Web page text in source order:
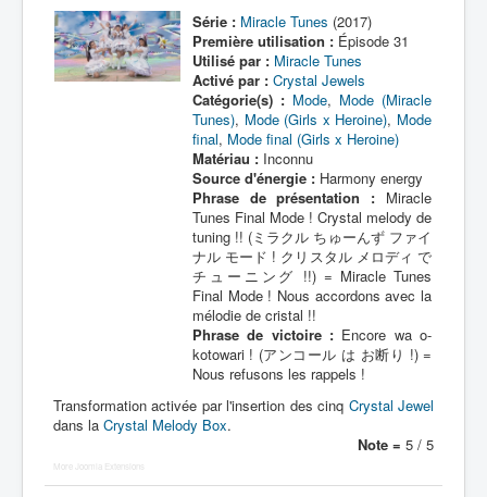
Série : Miracle Tunes (2017)
Première utilisation :Épisode 31
Utilisé par : Miracle Tunes
Activé par : Crystal Jewels
Catégorie(s) : Mode, Mode (Miracle
Tunes), Mode (Girls x Heroine), Mode
final, Mode final (Girls x Heroine)
Matériau :Inconnu
Source d'énergie :Harmony energy
Phrase de présentation : Miracle
Tunes Final Mode ! Crystal melody de
tuning !! (ミラクル ちゅーんず ファイ
ナル モード ! クリスタル メロディ で
チューニング !!) = Miracle Tunes
Final Mode ! Nous accordons avec la
mélodie de cristal !!
Phrase de victoire :Encore wa o-
kotowari ! (アンコール は お断り !) =
Nous refusons les rappels !
Transformation activée par l'insertion des cinq Crystal Jewel
dans la Crystal Melody Box.
Note = 5 / 5
More Joomla Extensions